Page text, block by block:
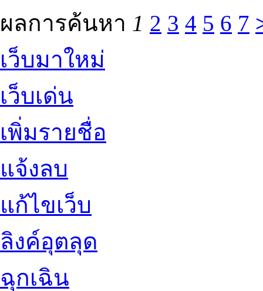
ผลการค้นหา 1 2 3 4 5 6 7
เว็บมาใหม่
เว็บเด่น
เพิ่มรายชื่อ
แจ้งลบ
แก้ไขเว็บ
ลิงค์อุตลุด
ฉุกเฉิน